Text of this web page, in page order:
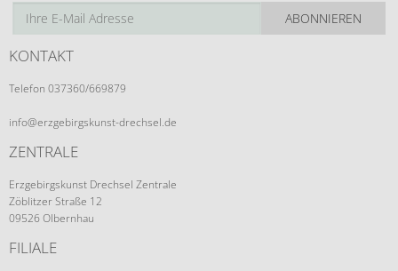
ABONNIEREN
KONTAKT
Telefon 037360/669879
info@erzgebirgskunst-drechsel.de
ZENTRALE
Erzgebirgskunst Drechsel Zentrale
Zöblitzer Straße 12
09526 Olbernhau
FILIALE